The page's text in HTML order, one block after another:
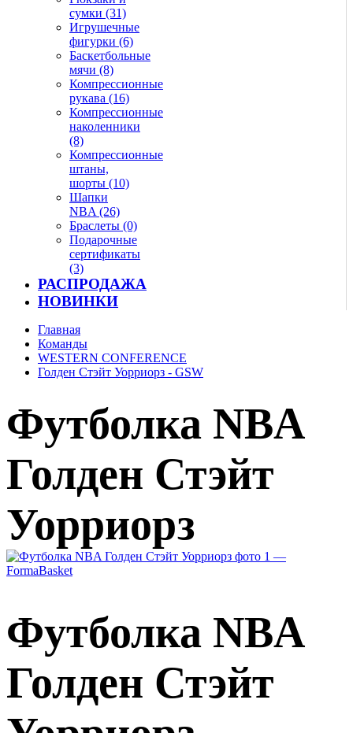
сумки (31)
Игрушечные
фигурки (6)
Баскетбольные
мячи (8)
Компрессионные
рукава (16)
Компрессионные
наколенники
(8)
Компрессионные
штаны,
шорты (10)
Шапки
NBA (26)
Браслеты (0)
Подарочные
сертификаты
(3)
РАСПРОДАЖА
НОВИНКИ
Главная
Команды
WESTERN CONFERENCE
Голден Стэйт Уорриорз - GSW
Футболка NBA
Голден Стэйт
Уорриорз
Футболка NBA
Голден Стэйт